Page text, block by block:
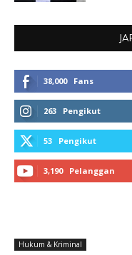
38,000 Fans
263 Pengikut
53 Pengikut
3,190 Pelanggan